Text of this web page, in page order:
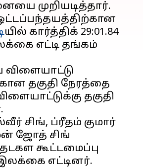
முறியடித்தார்.
ஒட்டப்பந்தயத்திற்கான
யில் கார்த்திக் 29:01.84
எட்டி தங்கம்
விளையாட்டு
தகுதி நேரத்தை
தகுதி
சிங், ப்ரீதம் குமார்
ஜோத் சிங்
கூட்டமைப்பு
எட்டினர்.